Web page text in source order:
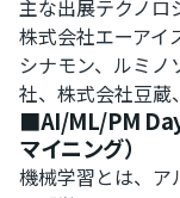
主な出展テクノロ
株式会社エーアイ
シナモン、ルミ
社、株式会社豆蔵
■AI/ML/PM
マイニング）
機械学習とは、ア